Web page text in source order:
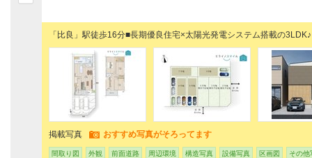
「比良」駅徒歩16分■長期優良住宅×太陽光発電システム搭載の3LDK♪
掲載写真 おすすめ写真がそろってます
間取り図 外観 前面道路 周辺環境 構造写真 設備写真 区画図 その他